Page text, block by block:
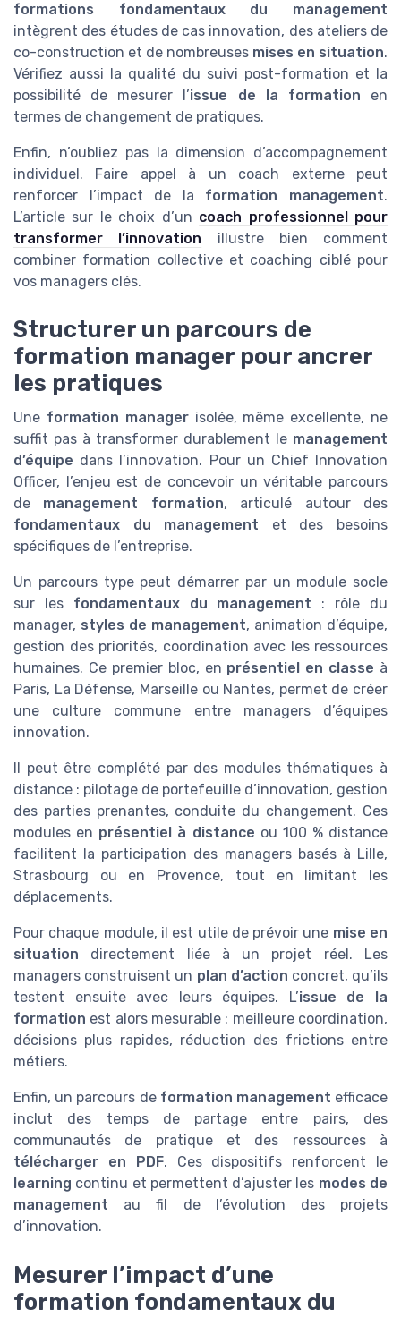
formations fondamentaux du management
intègrent des études de cas innovation, des ateliers de
co-construction et de nombreuses mises en situation.
Vérifiez aussi la qualité du suivi post-formation et la
possibilité de mesurer l’issue de la formation en
termes de changement de pratiques.
Enfin, n’oubliez pas la dimension d’accompagnement
individuel. Faire appel à un coach externe peut
renforcer l’impact de la formation management.
L’article sur le choix d’un coach professionnel pour
transformer l’innovation illustre bien comment
combiner formation collective et coaching ciblé pour
vos managers clés.
Structurer un parcours de
formation manager pour ancrer
les pratiques
Une formation managerisolée, même excellente, ne
suffit pas à transformer durablement le management
d’équipe dans l’innovation. Pour un Chief Innovation
Officer, l’enjeu est de concevoir un véritable parcours
de management formation, articulé autour des
fondamentaux du management et des besoins
spécifiques de l’entreprise.
Un parcours type peut démarrer par un module socle
sur les fondamentaux du management : rôle du
manager, styles de management, animation d’équipe,
gestion des priorités, coordination avec les ressources
humaines. Ce premier bloc, en présentiel en classe à
Paris, La Défense, Marseille ou Nantes, permet de créer
une culture commune entre managers d’équipes
innovation.
Il peut être complété par des modules thématiques à
distance : pilotage de portefeuille d’innovation, gestion
des parties prenantes, conduite du changement. Ces
modules en présentiel à distance ou 100 % distance
facilitent la participation des managers basés à Lille,
Strasbourg ou en Provence, tout en limitant les
déplacements.
Pour chaque module, il est utile de prévoir une mise en
situation directement liée à un projet réel. Les
managers construisent un plan d’action concret, qu’ils
testent ensuite avec leurs équipes. L’issue de la
formation est alors mesurable : meilleure coordination,
décisions plus rapides, réduction des frictions entre
métiers.
Enfin, un parcours de formation management efficace
inclut des temps de partage entre pairs, des
communautés de pratique et des ressources à
télécharger en PDF. Ces dispositifs renforcent le
learning continu et permettent d’ajuster les modes de
management au fil de l’évolution des projets
d’innovation.
Mesurer l’impact d’une
formation fondamentaux du